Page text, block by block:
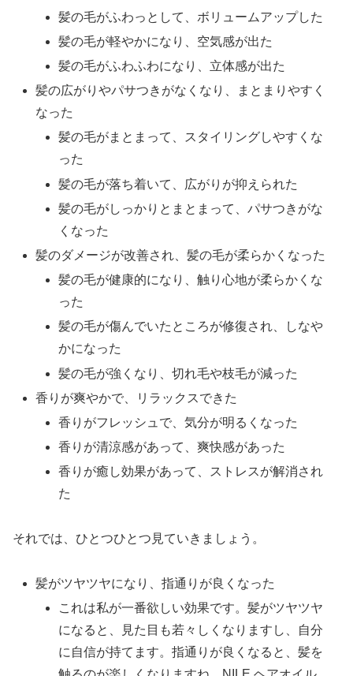
髪の毛がふわっとして、ボリュームアップした
髪の毛が軽やかになり、空気感が出た
髪の毛がふわふわになり、立体感が出た
髪の広がりやパサつきがなくなり、まとまりやすく
なった
髪の毛がまとまって、スタイリングしやすくな
った
髪の毛が落ち着いて、広がりが抑えられた
髪の毛がしっかりとまとまって、パサつきがな
くなった
髪のダメージが改善され、髪の毛が柔らかくなった
髪の毛が健康的になり、触り心地が柔らかくな
った
髪の毛が傷んでいたところが修復され、しなや
かになった
髪の毛が強くなり、切れ毛や枝毛が減った
香りが爽やかで、リラックスできた
香りがフレッシュで、気分が明るくなった
香りが清涼感があって、爽快感があった
香りが癒し効果があって、ストレスが解消され
た
それでは、ひとつひとつ見ていきましょう。
髪がツヤツヤになり、指通りが良くなった
これは私が一番欲しい効果です。髪がツヤツヤ
になると、見た目も若々しくなりますし、自分
に自信が持てます。指通りが良くなると、髪を